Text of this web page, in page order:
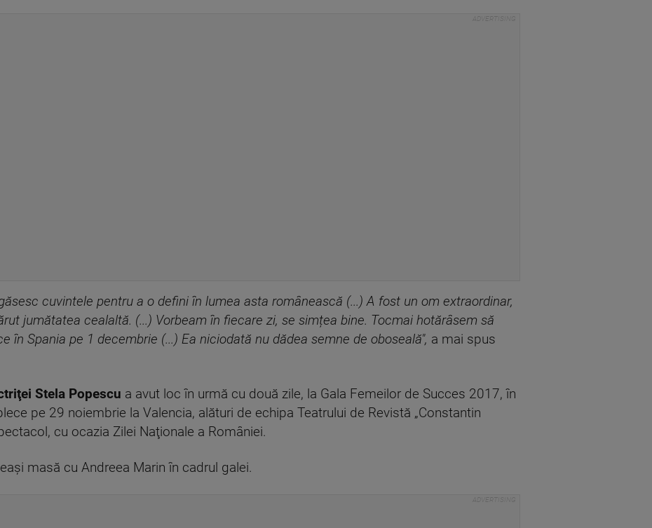
cuvintele pentru a o defini în lumea asta românească (...) A fost un om extraordinar,
jumătatea cealaltă. (...) Vorbeam în fiecare zi, se simțea bine. Tocmai hotărâsem să
în Spania pe 1 decembrie (...) Ea niciodată nu dădea semne de oboseală", a mai spus
Stela Popescu a avut loc în urmă cu două zile, la Gala Femeilor de Succes 2017, în
pe 29 noiembrie la Valencia, alături de echipa Teatrului de Revistă „Constantin
cu ocazia Zilei Naţionale a României.
masă cu Andreea Marin în cadrul galei.